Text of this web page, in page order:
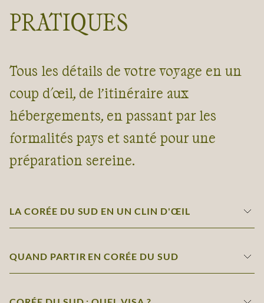
PRATIQUES
Tous les détails de votre voyage en un
coup d'œil, de l’itinéraire aux
hébergements, en passant par les
formalités pays et santé pour une
préparation sereine.
LA CORÉE DU SUD EN UN CLIN D'ŒIL
QUAND PARTIR EN CORÉE DU SUD